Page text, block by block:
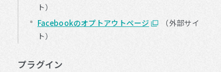
ト）
Facebookのオプトアウトページ
（外部サイ
ト）
プラグイン